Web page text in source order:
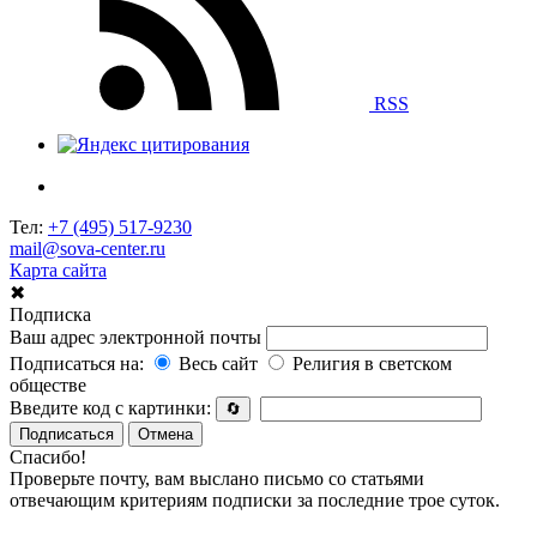
RSS
Тел: +7 (495) 517-9230
mail@sova-center.ru
Карта сайта
✖
Подписка
Ваш адрес электронной почты
Подписаться на:
Весь сайт
Религия в светском
обществе
Введите код с картинки:
🔄
Подписаться
Отмена
Спасибо!
Проверьте почту, вам выслано письмо со статьями
отвечающим критериям подписки за последние трое суток.